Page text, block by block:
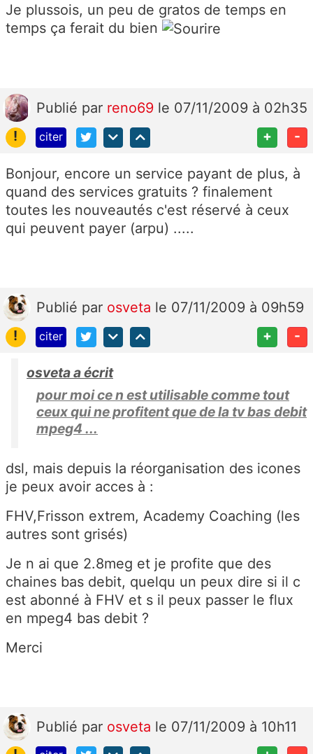
Je plussois, un peu de gratos de temps en
temps ça ferait du bien
Publié par reno69 le 07/11/2009 à 02h35
!
citer + -
Bonjour, encore un service payant de plus, à
quand des services gratuits ? finalement
toutes les nouveautés c'est réservé à ceux
qui peuvent payer (arpu) .....
Publié par osveta le 07/11/2009 à 09h59
!
citer + -
osveta a écrit
pour moi ce n est utilisable comme tout
ceux qui ne profitent que de la tv bas debit
mpeg4 ...
dsl, mais depuis la réorganisation des icones
je peux avoir acces à :
FHV,Frisson extrem, Academy Coaching (les
autres sont grisés)
Je n ai que 2.8meg et je profite que des
chaines bas debit, quelqu un peux dire si il c
est abonné à FHV et s il peux passer le flux
en mpeg4 bas debit ?
Merci
Publié par osveta le 07/11/2009 à 10h11